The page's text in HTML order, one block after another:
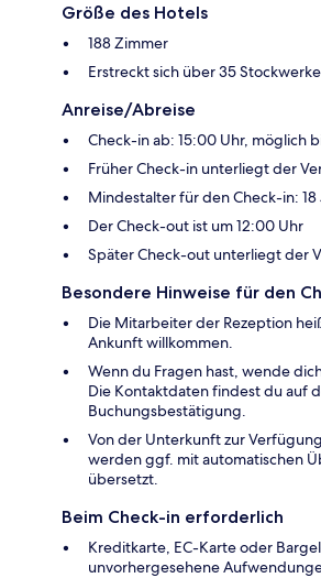
Größe des Hotels
188 Zimmer
Erstreckt sich über 35 Stockwerke
Anreise/Abreise
Check-in ab: 15:00 Uhr, möglich
Früher Check-in unterliegt der
Mindestalter für den Check-in: 18
Der Check-out ist um 12:00 Uhr
Später Check-out unterliegt der
Besondere Hinweise für den
Die Mitarbeiter der Rezeption
Ankunft willkommen.
Wenn du Fragen hast, wende
Die Kontaktdaten findest du auf
Buchungsbestätigung.
Von der Unterkunft zur
werden ggf. mit automatischen
übersetzt.
Beim Check-in erforderlich
Kreditkarte, EC-Karte oder
unvorhergesehene